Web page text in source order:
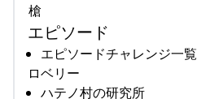
槍
エピソード
エピソードチャレンジ一覧
ロベリー
ハテノ村の研究所